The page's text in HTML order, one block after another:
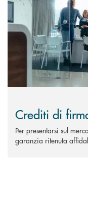
Crediti di
Per presentarsi sul
garanzia ritenuta